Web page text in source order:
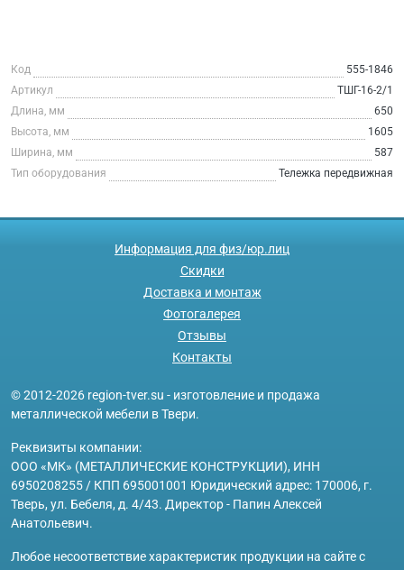
Код
555-1846
Артикул
ТШГ-16-2/1
Длина, мм
650
Высота, мм
1605
Ширина, мм
587
Тип оборудования
Тележка передвижная
Информация для физ/юр.лиц
Скидки
Доставка и монтаж
Фотогалерея
Отзывы
Контакты
© 2012-2026 region-tver.su - изготовление и продажа
металлической мебели в Твери.
Реквизиты компании:
ООО «МК» (МЕТАЛЛИЧЕСКИЕ КОНСТРУКЦИИ), ИНН
6950208255 / КПП 695001001 Юридический адрес: 170006, г.
Тверь, ул. Бебеля, д. 4/43. Директор - Папин Алексей
Анатольевич.
Любое несоответствие характеристик продукции на сайте с